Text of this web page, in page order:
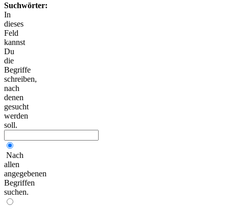
Suchwörter:
In
dieses
Feld
kannst
Du
die
Begriffe
schreiben,
nach
denen
gesucht
werden
soll.
Nach
allen
angegebenen
Begriffen
suchen.